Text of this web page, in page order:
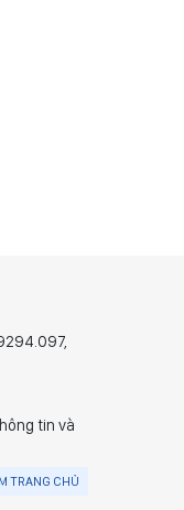
tin và
TRANG CHỦ